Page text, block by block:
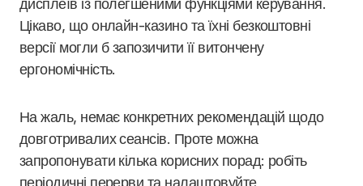
Цікаво, що онлайн-казино та їхні безкоштовні
версії могли б запозичити її витончену
ергономічність.
На жаль, немає конкретних рекомендацій щодо
довготривалих сеансів. Проте можна
запропонувати кілька корисних порад: робіть
періодичні перерви та налаштовуйте